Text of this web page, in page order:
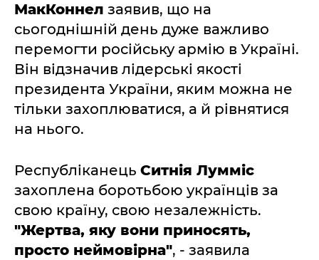
МакКоннел заявив, що на
сьогоднішній день дуже важливо
перемогти російську армію в Україні.
Він відзначив лідерські якості
президента України, яким можна не
тільки захоплюватися, а й рівнятися
на нього.
Республіканець Ситнія Лумміс
захоплена боротьбою українців за
свою країну, свою незалежність.
"Жертва, яку вони приносять,
просто неймовірна", - заявила